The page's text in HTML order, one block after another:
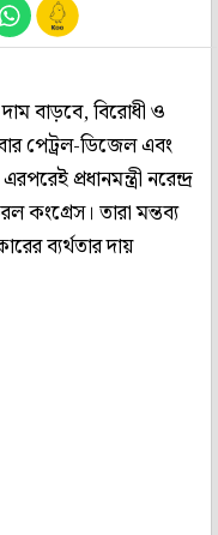
বাড়বে, বিরোধী ও
পেট্রল-ডিজেল এবং
প্রধানমন্ত্রী নরেন্দ্র
কংগ্রেস। তারা মন্তব্য
ব্যর্থতার দায়